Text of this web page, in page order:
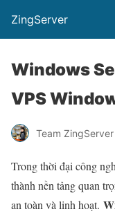
ZingServer
Windows
VPS
Team ZingServer
Trong thời đại công
thành nền tảng quan
an toàn và linh hoạt.